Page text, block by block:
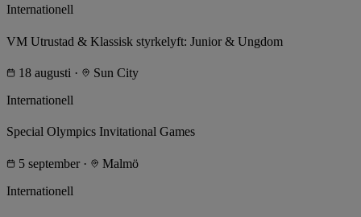
Internationell
VM Utrustad & Klassisk styrkelyft: Junior & Ungdom
18 augusti ·
Sun City
Internationell
Special Olympics Invitational Games
5 september ·
Malmö
Internationell